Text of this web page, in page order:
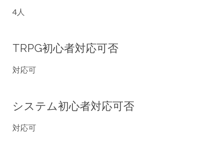
4人
TRPG初心者対応可否
対応可
システム初心者対応可否
対応可